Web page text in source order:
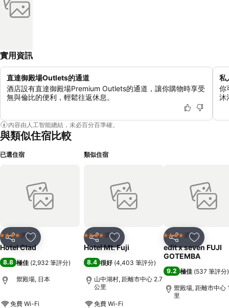
實用資訊
直達御殿場Outlets的通道
酒店設有直達御殿場Premium Outlets的通道，讓你購物時享受
無與倫比的便利，輕鬆往返休息。
私
你
沐
內容由人工智能總結，未必百分百準確。
與類似住宿比較
已選住宿
分享 放到收藏夾
4 星級 酒店
Hotel Clad
8.8 極佳 (2,932 筆評分)
禦殿場, 日本
免費 Wi-Fi
類似住宿
分享 放到收藏夾
4 星級 酒店
Hotel Mt. Fuji
8.4 很好 (4,403 筆評分)
山中湖村, 距離市中心 2.7
公里
免費 Wi-Fi
分享 放到收藏
4 星級 酒店
edit x seven FUJI
GOTEMBA
9.2 極佳 (537 筆評分)
禦殿場, 距離市中心
里